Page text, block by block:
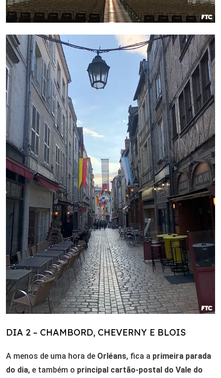
DIA 2 – CHAMBORD, CHEVERNY E BLOIS
A menos de uma hora de Orléans, fica a primeira parada
do dia, e também o principal cartão-postal do Vale do